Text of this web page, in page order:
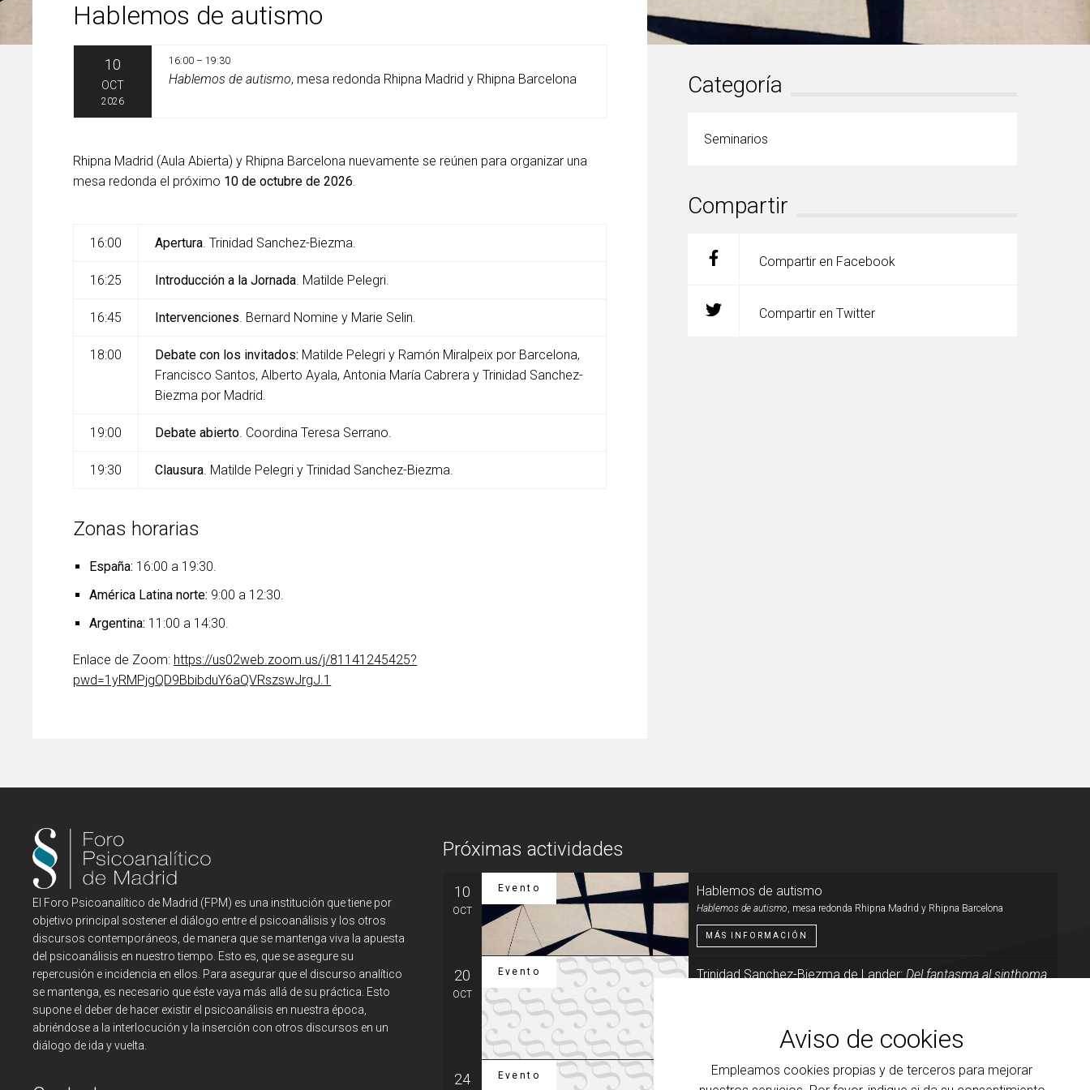
Aviso de cookies
Empleamos cookies propias y de terceros para mejorar
Hablemos de autismo
10
OCT
2026
16:00 – 19:30
Hablemos de autismo, mesa redonda Rhipna Madrid y Rhipna Barcelona
Rhipna Madrid (Aula Abierta) y Rhipna Barcelona nuevamente se reúnen para organizar una
mesa redonda el próximo 10 de octubre de 2026.
16:00 Apertura. Trinidad Sanchez-Biezma.
16:25 Introducción a la Jornada. Matilde Pelegri.
16:45 Intervenciones. Bernard Nomine y Marie Selin.
18:00 Debate con los invitados: Matilde Pelegri y Ramón Miralpeix por Barcelona,
Francisco Santos, Alberto Ayala, Antonia María Cabrera y Trinidad Sanchez-
Biezma por Madrid.
19:00 Debate abierto. Coordina Teresa Serrano.
19:30 Clausura. Matilde Pelegri y Trinidad Sanchez-Biezma.
Zonas horarias
España: 16:00 a 19:30.
América Latina norte: 9:00 a 12:30.
Argentina: 11:00 a 14:30.
Enlace de Zoom: https://us02web.zoom.us/j/81141245425?
pwd=1yRMPjgQD9BbibduY6aQVRszswJrgJ.1
Categoría
Seminarios
Compartir
Compartir en Facebook
Compartir en Twitter
El Foro Psicoanalítico de Madrid (FPM) es una institución que tiene por
objetivo principal sostener el diálogo entre el psicoanálisis y los otros
discursos contemporáneos, de manera que se mantenga viva la apuesta
del psicoanálisis en nuestro tiempo. Esto es, que se asegure su
repercusión e incidencia en ellos. Para asegurar que el discurso analítico
se mantenga, es necesario que éste vaya más allá de su práctica. Esto
supone el deber de hacer existir el psicoanálisis en nuestra época,
abriéndose a la interlocución y la inserción con otros discursos en un
diálogo de ida y vuelta.
Próximas actividades
10
OCT
Evento Hablemos de autismo
Hablemos de autismo, mesa redonda Rhipna Madrid y Rhipna Barcelona
MÁS INFORMACIÓN
20
OCT
Evento Trinidad Sanchez-Biezma de Lander:Del fantasma al sinthoma
MÁS INFORMACIÓN
24 Evento Trinidad Sanchez-Biezma de Lander: Del fantasma al sinthoma